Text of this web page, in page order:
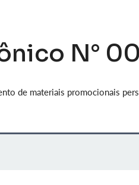
N°
de materiais promocionais